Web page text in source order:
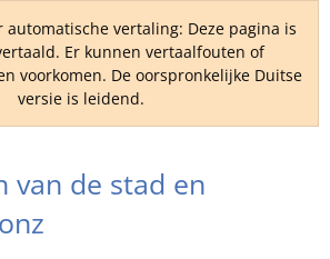
automatische vertaling: Deze pagina is
Er kunnen vertaalfouten of
voorkomen. De oorspronkelijke Duitse
versie is leidend.
van de stad en